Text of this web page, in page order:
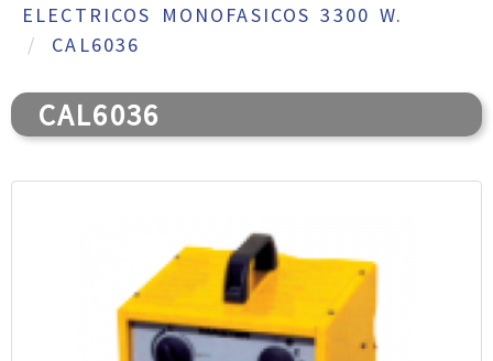
ELECTRICOS MONOFASICOS 3300 W.
CAL6036
CAL6036